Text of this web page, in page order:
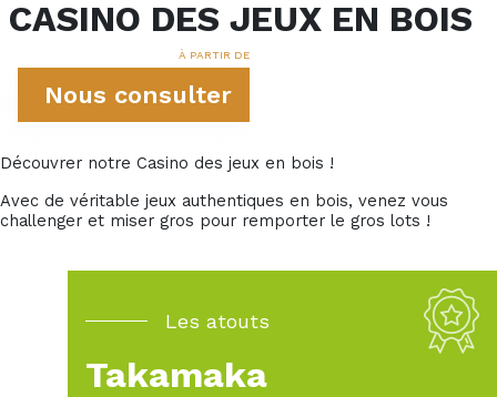
CASINO DES JEUX EN BOIS
À PARTIR DE
Nous consulter
Découvrer notre Casino des jeux en bois !
Avec de véritable jeux authentiques en bois, venez vous
challenger et miser gros pour remporter le gros lots !
Les atouts
Takamaka